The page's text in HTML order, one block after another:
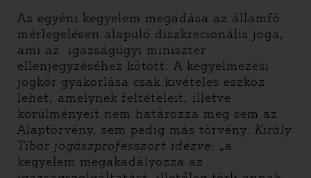
Az egyéni kegyelem megadása az államfő
mérlegelésen alapuló diszkrecionális joga,
ami az igazságügyi miniszter
ellenjegyzéséhez kötött. A kegyelmezési
jogkör gyakorlása csak kivételes eszköz
lehet, amelynek feltételeit, illetve
körülményeit nem határozza meg sem az
Alaptörvény, sem pedig más törvény. Király
Tibor jogászprofesszort idézve: „a
kegyelem megakadályozza az